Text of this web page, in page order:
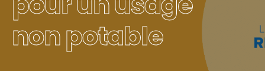
non potable